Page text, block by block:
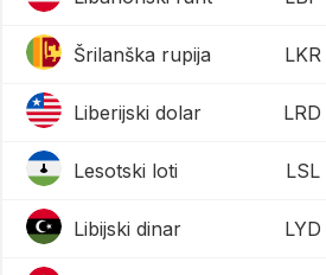
Šrilanška rupija LKR
Liberijski dolar LRD
Lesotski loti LSL
Libijski dinar LYD